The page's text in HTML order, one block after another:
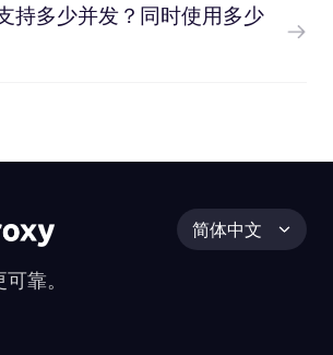
持多少并发？同时使用多少
靠。
简体中文